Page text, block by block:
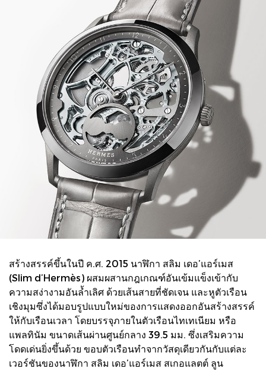
สร้างสรรค์ขึ้นในปี ค.ศ. 2015 นาฬิกา สลิม เดอ’แอร์เมส
(Slim d’Hermès) ผสมผสานกฎเกณฑ์อันเข้มแข็งเข้ากับ
ความสง่างามอันล้ำเลิศ ด้วยเส้นสายที่ชัดเจน และหูตัวเรือน
เชิงมุมซึ่งได้มอบรูปแบบใหม่ของการแสดงออกอันสร้างสรรค์
ให้กับเรือนเวลา โดยบรรจุภายในตัวเรือนไทเทเนียม หรือ
แพลทินัม ขนาดเส้นผ่านศูนย์กลาง 39.5 มม. ซึ่งเสริมความ
โดดเด่นยิ่งขึ้นด้วย ขอบตัวเรือนทำจากวัสดุเดียวกันกับแต่ละ
เวอร์ชันของนาฬิกา สลิม เดอ’แอร์เมส สเกอแลตต์ ลูน